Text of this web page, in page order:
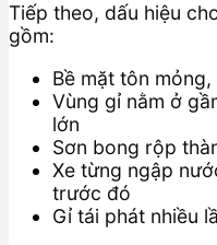
Tiếp theo, dấu hiệu
gồm:
Bề mặt tôn
Vùng gỉ nằm ở
lớn
Sơn bong rộp
Xe từng ngập
trước đó
Gỉ tái phát nhiều